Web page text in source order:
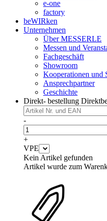
e-one
factory
beWIRken
Unternehmen
Über MESSERLE
Messen und
Fachgeschäft
Showroom
Kooperationen und
Ansprechpartner
Geschichte
Direkt- bestellung
-
+
VPE
Kein Artikel gefunden
Artikel wurde zum